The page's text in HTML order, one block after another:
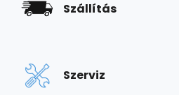
Szállítás
Szerviz